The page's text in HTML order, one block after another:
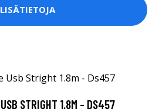
LISÄTIETOJA
STRIGHT 1.8M - DS457